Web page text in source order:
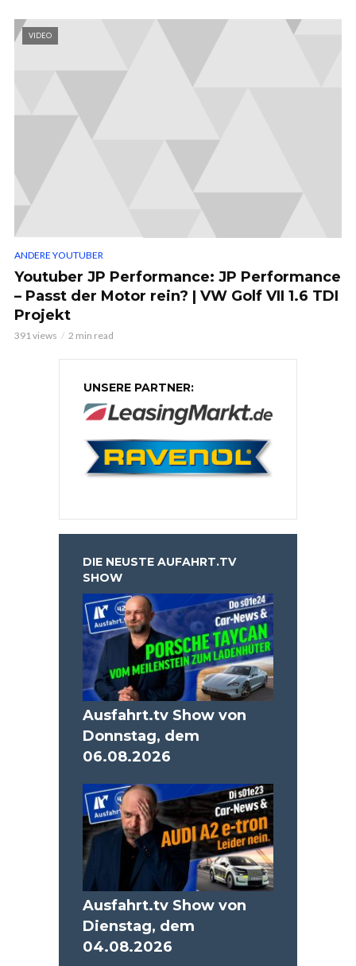
VIDEO
ANDERE YOUTUBER
Youtuber JP Performance: JP Performance
– Passt der Motor rein? | VW Golf VII 1.6 TDI
Projekt
391 views 2 min read
UNSERE PARTNER:
DIE NEUSTE AUFAHRT.TV
SHOW
Ausfahrt.tv Show von
Donnstag, dem
06.08.2026
Ausfahrt.tv Show von
Dienstag, dem
04.08.2026